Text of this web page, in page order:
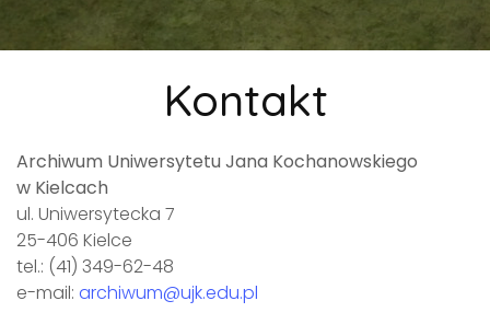
Kontakt
Archiwum Uniwersytetu Jana Kochanowskiego
w Kielcach
ul. Uniwersytecka 7
25-406 Kielce
tel.: (41) 349-62-48
e-mail: archiwum@ujk.edu.pl